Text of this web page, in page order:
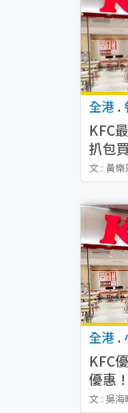
全港 .
KFC
扒包
雞翼連
文 : 黃樂
全港 .
KFC
優惠
9件炸
文 : 吳海